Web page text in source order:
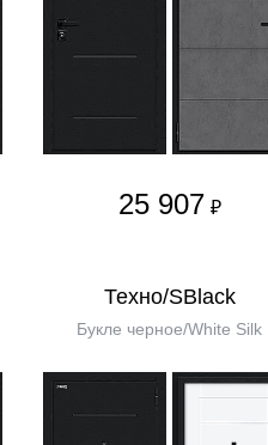
25 907 ₽
Техно/SBlack
Букле черное/White Silk